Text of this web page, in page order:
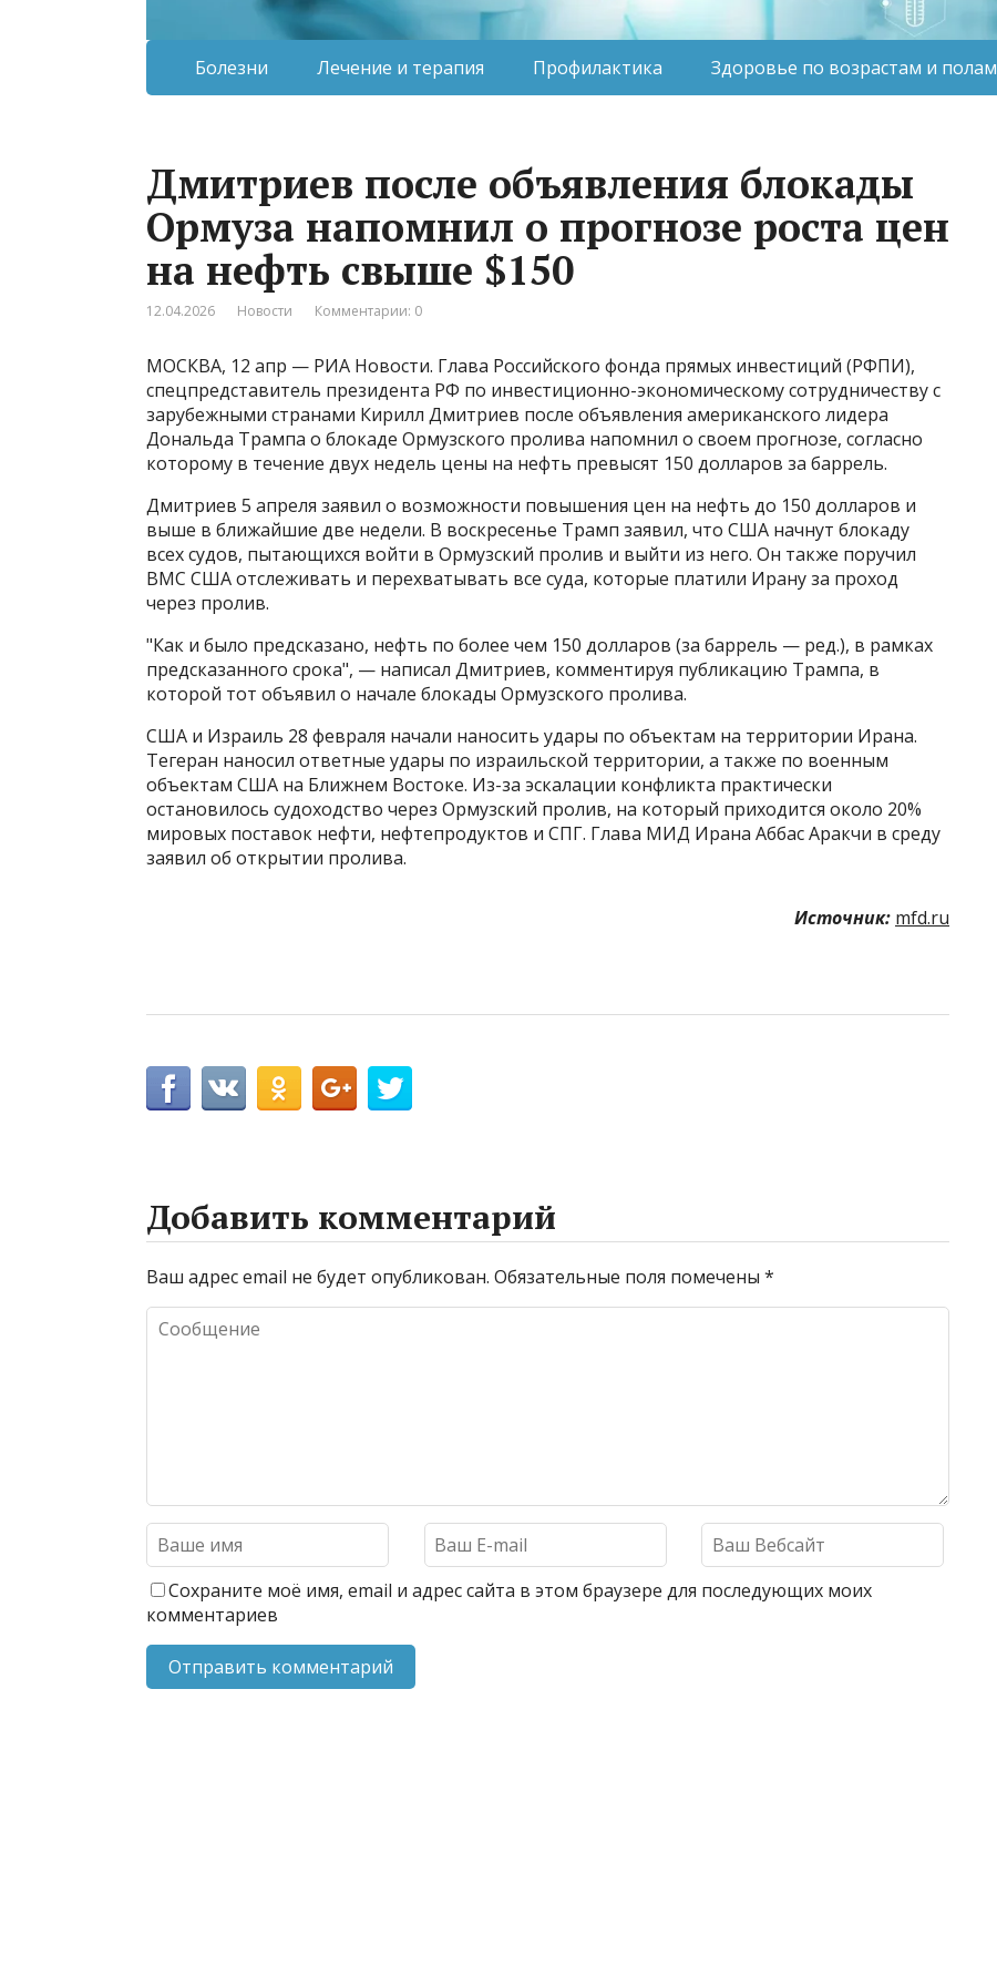
Болезни Лечение и терапия Профилактика Здоровье по возрастам и полам
Дмитриев после объявления блокады
Ормуза напомнил о прогнозе роста цен
на нефть свыше $150
12.04.2026 Новости Комментарии: 0
МОСКВА, 12 апр — РИА Новости. Глава Российского фонда прямых инвестиций (РФПИ),
спецпредставитель президента РФ по инвестиционно-экономическому сотрудничеству с
зарубежными странами Кирилл Дмитриев после объявления американского лидера
Дональда Трампа о блокаде Ормузского пролива напомнил о своем прогнозе, согласно
которому в течение двух недель цены на нефть превысят 150 долларов за баррель.
Дмитриев 5 апреля заявил о возможности повышения цен на нефть до 150 долларов и
выше в ближайшие две недели​​​. В воскресенье Трамп заявил, что США начнут блокаду
всех судов, пытающихся войти в Ормузский пролив и выйти из него. Он также поручил
ВМС США отслеживать и перехватывать все суда, которые платили Ирану за проход
через пролив.
"Как и было предсказано, нефть по более чем 150 долларов (за баррель — ред.), в рамках
предсказанного срока", — написал Дмитриев, комментируя публикацию Трампа, в
которой тот объявил о начале блокады Ормузского пролива.
США и Израиль 28 февраля начали наносить удары по объектам на территории Ирана.
Тегеран наносил ответные удары по израильской территории, а также по военным
объектам США на Ближнем Востоке. Из-за эскалации конфликта практически
остановилось судоходство через Ормузский пролив, на который приходится около 20%
мировых поставок нефти, нефтепродуктов и СПГ. Глава МИД Ирана Аббас Аракчи в среду
заявил об открытии пролива.
Источник: mfd.ru
Добавить комментарий
Ваш адрес email не будет опубликован. Обязательные поля помечены *
Сохраните моё имя, email и адрес сайта в этом браузере для последующих моих
комментариев